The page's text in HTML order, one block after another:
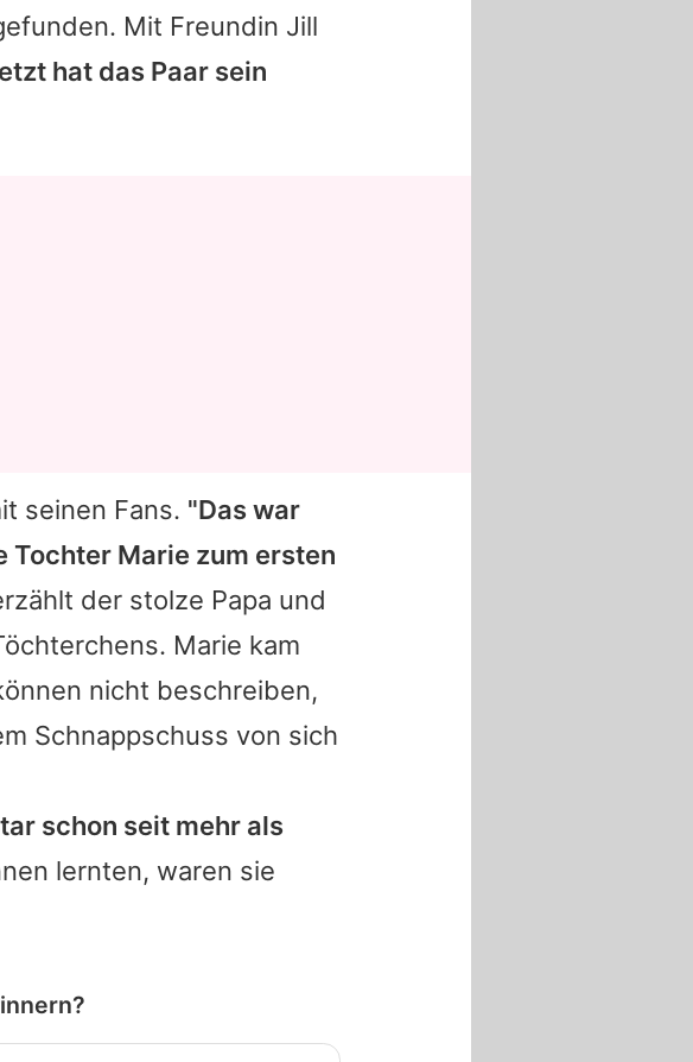
Mit Freundin Jill
hat das Paar sein
seinen Fans. "Das war
Tochter Marie zum ersten
der stolze Papa und
Marie kam
nicht beschreiben,
Schnappschuss von sich
schon seit mehr als
lernten, waren sie